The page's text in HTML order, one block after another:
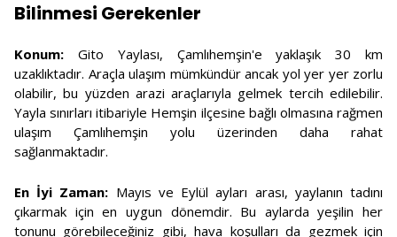
Bilinmesi Gerekenler
Konum: Gito Yaylası, Çamlıhemşin'e yaklaşık 30 km
uzaklıktadır. Araçla ulaşım mümkündür ancak yol yer yer zorlu
olabilir, bu yüzden arazi araçlarıyla gelmek tercih edilebilir.
Yayla sınırları itibariyle Hemşin ilçesine bağlı olmasına rağmen
ulaşım Çamlıhemşin yolu üzerinden daha rahat
sağlanmaktadır.
En İyi Zaman: Mayıs ve Eylül ayları arası, yaylanın tadını
çıkarmak için en uygun dönemdir. Bu aylarda yeşilin her
tonunu görebileceğiniz gibi, hava koşulları da gezmek için